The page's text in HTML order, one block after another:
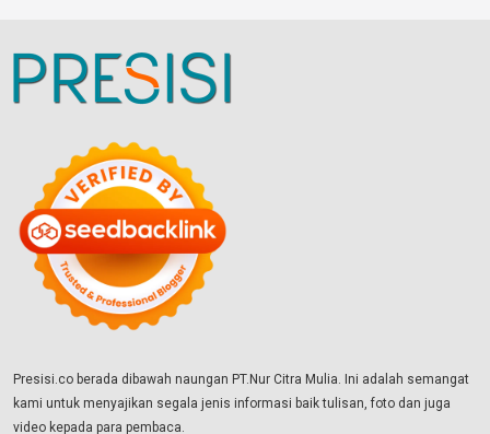
Presisi.co berada dibawah naungan PT.Nur Citra Mulia. Ini adalah semangat
kami untuk menyajikan segala jenis informasi baik tulisan, foto dan juga
video kepada para pembaca.